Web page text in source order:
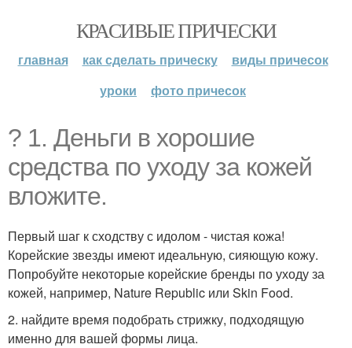
КРАСИВЫЕ ПРИЧЕСКИ
главная как сделать прическу
виды причесок
уроки
фото причесок
? 1. Деньги в хорошие
средства по уходу за кожей
вложите.
Первый шаг к сходству с идолом - чистая кожа!
Корейские звезды имеют идеальную, сияющую кожу.
Попробуйте некоторые корейские бренды по уходу за
кожей, например, Nature Republic или Skin Food.
2. найдите время подобрать стрижку, подходящую
именно для вашей формы лица.